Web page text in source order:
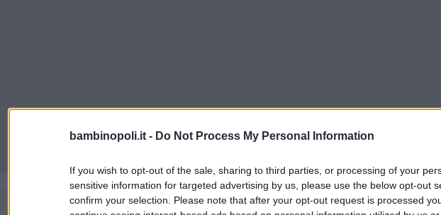
bambinopoli.it - Do Not Process My Personal Information
If you wish to opt-out of the sale, sharing to third parties, or processing of your
sensitive information for targeted advertising by us, please use the below opt-out
confirm your selection. Please note that after your opt-out request is processed